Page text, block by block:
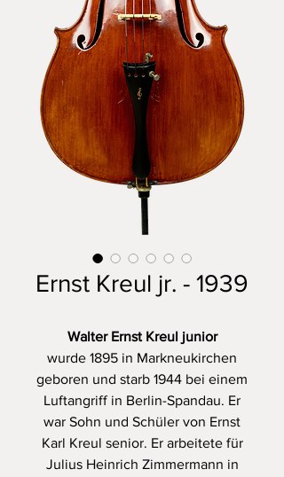
Ernst Kreul jr. - 1939
Walter Ernst Kreul junior
wurde 1895 in Markneukirchen
geboren und starb 1944 bei einem
Luftangriff in Berlin-Spandau. Er
war Sohn und Schüler von Ernst
Karl Kreul senior. Er arbeitete für
Julius Heinrich Zimmermann in